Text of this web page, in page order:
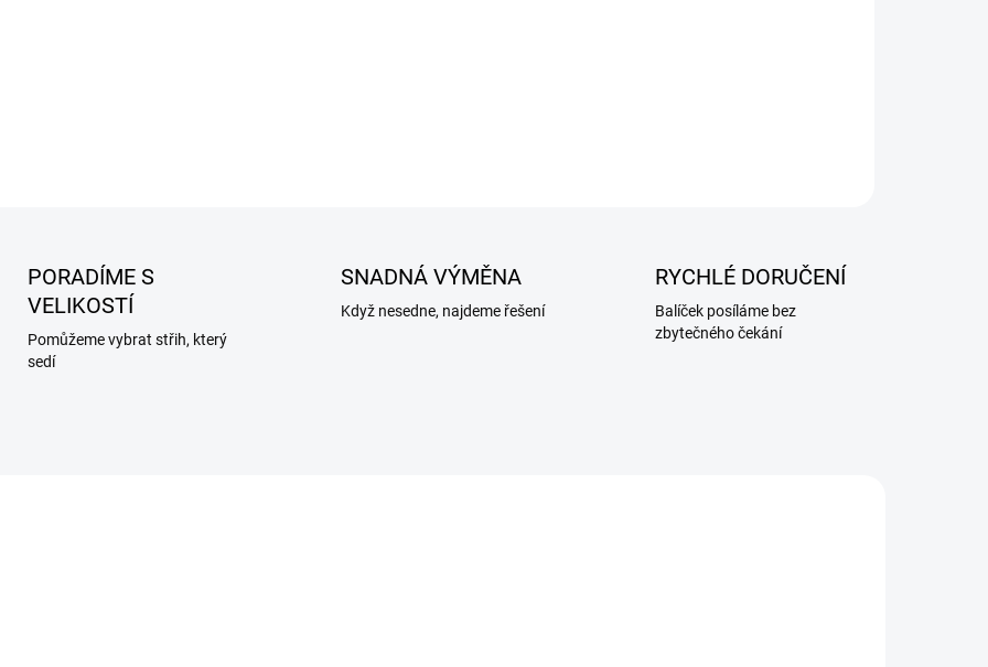
PORADÍME S
VELIKOSTÍ
Pomůžeme vybrat střih, který
sedí
SNADNÁ VÝMĚNA
Když nesedne, najdeme řešení
RYCHLÉ DORUČENÍ
Balíček posíláme bez
zbytečného čekání